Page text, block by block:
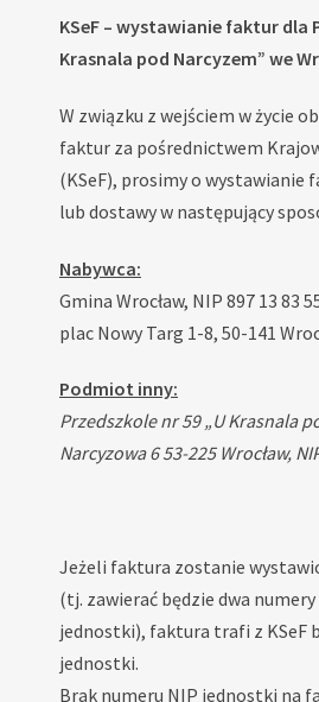
KSeF – wystawianie faktur dla
Krasnala pod Narcyzem” we
W związku z wejściem w życie
faktur za pośrednictwem
(KSeF), prosimy o wystawianie
lub dostawy w następujący
Nabywca:
Gmina Wrocław, NIP 897 13 83
plac Nowy Targ 1-8, 50-141
Podmiot inny:
Przedszkole nr 59 „U Krasnala
Narcyzowa 6 53-225 Wrocław,
Jeżeli faktura zostanie
(tj. zawierać będzie dwa numery
jednostki), faktura trafi z KSeF
jednostki.
Brak numeru NIP jednostki na